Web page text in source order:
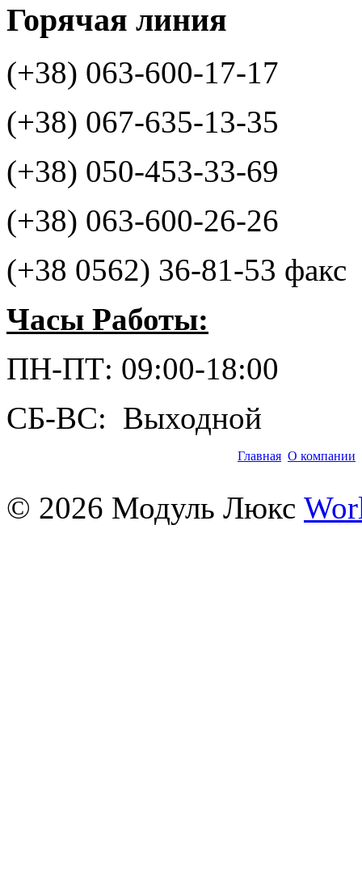
Горячая линия
(+38) 063-600-17-17
(+38) 067-635-13-35
(+38) 050-453-33-69
(+38) 063-600-26-26
(+38 0562) 36-81-53 факс
Часы Работы:
ПН-ПТ: 09:00-18:00
СБ-ВС: Выходной
Главная О компании
© 2026 Модуль Люкс